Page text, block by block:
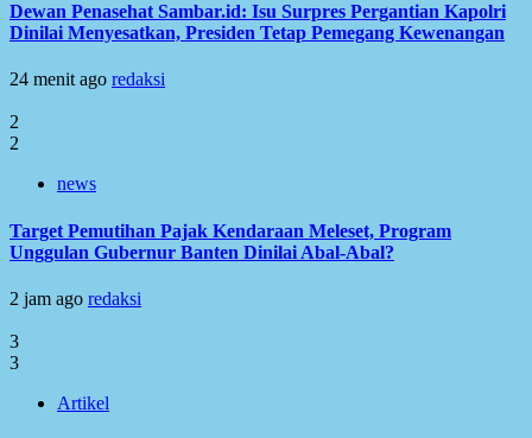
Dewan Penasehat Sambar.id: Isu Surpres Pergantian Kapolri
Dinilai Menyesatkan, Presiden Tetap Pemegang Kewenangan
24 menit ago redaksi
2
2
news
Target Pemutihan Pajak Kendaraan Meleset, Program
Unggulan Gubernur Banten Dinilai Abal-Abal?
2 jam ago redaksi
3
3
Artikel